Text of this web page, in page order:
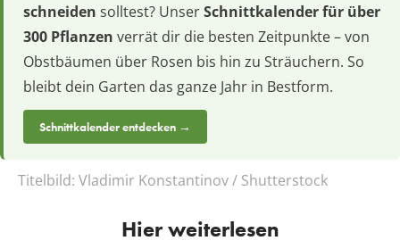
schneiden solltest? UnserSchnittkalender für über
300 Pflanzen verrät dir die besten Zeitpunkte – von
Obstbäumen über Rosen bis hin zu Sträuchern. So
bleibt dein Garten das ganze Jahr in Bestform.
Schnittkalender entdecken →
Titelbild: Vladimir Konstantinov / Shutterstock
Hier weiterlesen